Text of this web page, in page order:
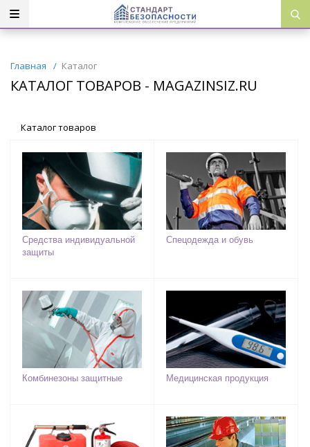
Главная / Каталог
КАТАЛОГ ТОВАРОВ - MAGAZINSIZ.RU
Каталог товаров
Средства индивидуальной
защиты
Спецодежда и обувь
Комбинезоны защитные Медицинская продукция